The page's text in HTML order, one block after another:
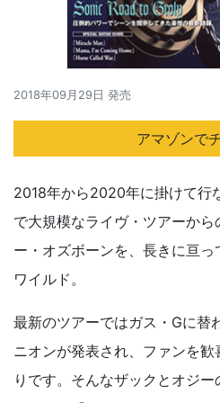
2018年09月29日 発売
アマゾンで
2018年から2020年に掛けて行
で大規模なライヴ・ツアーか
ー・オズボーンを、長きに亘っ
ワイルド。
最新のツアーではガス・Gに替
ニオンが発表され、ファンを
りです。そんなザックとオジ